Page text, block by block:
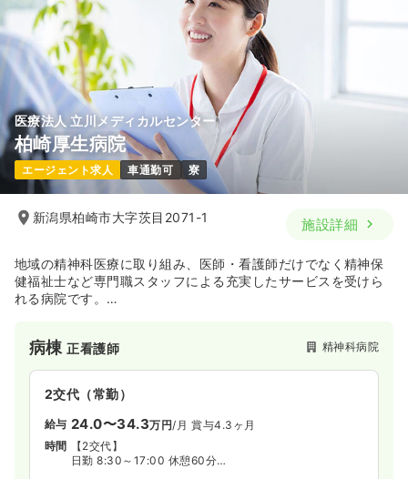
医療法人 立川メディカルセンター
柏崎厚生病院
エージェント求人 車通勤可 寮
新潟県柏崎市大字茨目2071-1 施設詳細
地域の精神科医療に取り組み、医師・看護師だけでなく精神保
健福祉士など専門職スタッフによる充実したサービスを受けら
れる病院です。
病棟正看護師 精神科病院
2交代（常勤）
給与 24.0〜34.3万円/月 賞与4.3ヶ月
時間
【2交代】
日勤 8:30～17:00 休憩60分